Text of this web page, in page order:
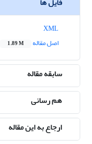
اصل مقاله
1.89 M
سابقه مقاله
هم رسانی
ارجاع به این مقاله